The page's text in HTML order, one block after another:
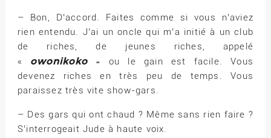
– Bon, D’accord. Faites comme si vous n’aviez
rien entendu. J’ai un oncle qui m’a initié à un club
de riches, de jeunes riches, appelé
« owonikoko » ou le gain est facile. Vous
devenez riches en très peu de temps. Vous
paraissez très vite show-gars.
– Des gars qui ont chaud ? Même sans rien faire ?
S’interrogeait Jude à haute voix.